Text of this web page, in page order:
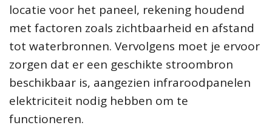
locatie voor het paneel, rekening houdend
met factoren zoals zichtbaarheid en afstand
tot waterbronnen. Vervolgens moet je ervoor
zorgen dat er een geschikte stroombron
beschikbaar is, aangezien infraroodpanelen
elektriciteit nodig hebben om te
functioneren.